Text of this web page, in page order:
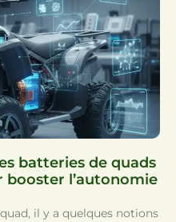
batteries de quads
booster l’autonomie
il y a quelques notions